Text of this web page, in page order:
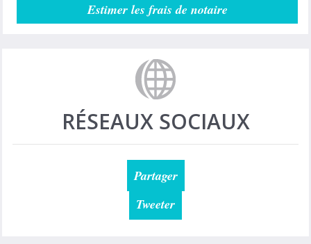
Estimer les frais de notaire
RÉSEAUX SOCIAUX
Partager
Tweeter